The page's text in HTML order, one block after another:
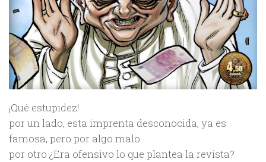
¡Qué estupidez!
por un lado, esta imprenta desconocida, ya es
famosa, pero por algo malo.
por otro ¿Era ofensivo lo que plantea la revista?